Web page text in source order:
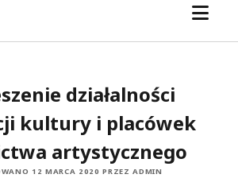
działalności
kultury i placówek
artystycznego
12 MARCA 2020 PRZEZ ADMIN